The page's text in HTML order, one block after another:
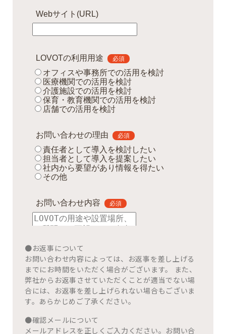
●お返事について
お問い合わせ内容によっては、お返事を差し上げる
までにお時間をいただく場合がございます。 また、
弊社からお返事させていただくことが適当でない場
合には、お返事を差し上げられない場合もございま
す。あらかじめご了承ください。
●確認メールについて
メールアドレスを正しくご入力ください。お問い合